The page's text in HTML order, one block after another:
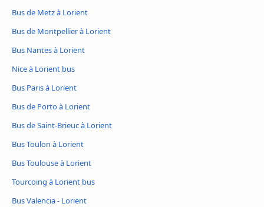
Bus de Metz à Lorient
Bus de Montpellier à Lorient
Bus Nantes à Lorient
Nice à Lorient bus
Bus Paris à Lorient
Bus de Porto à Lorient
Bus de Saint-Brieuc à Lorient
Bus Toulon à Lorient
Bus Toulouse à Lorient
Tourcoing à Lorient bus
Bus Valencia - Lorient